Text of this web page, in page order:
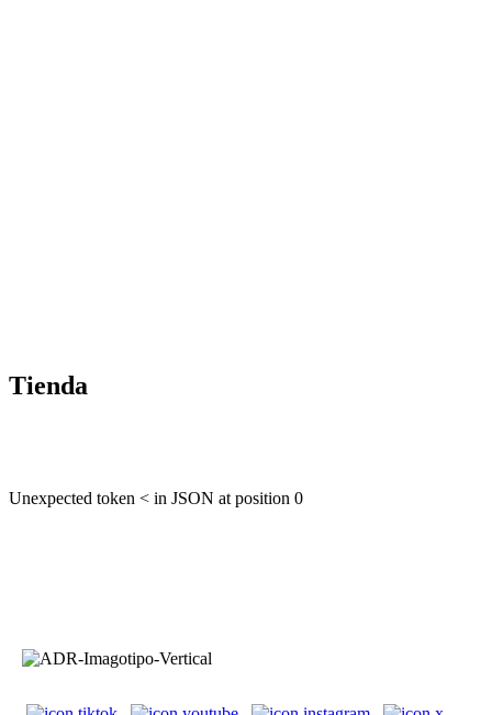
Tienda
Unexpected token < in JSON at position 0